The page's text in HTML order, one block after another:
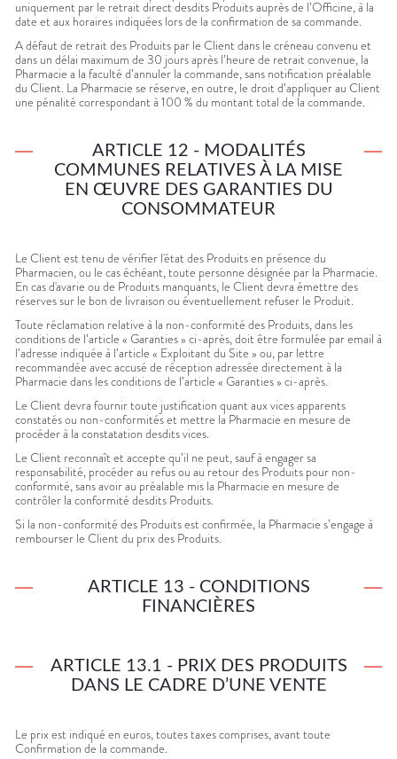
uniquement par le retrait direct desdits Produits auprès de l’Officine, à la
date et aux horaires indiquées lors de la confirmation de sa commande.
A défaut de retrait des Produits par le Client dans le créneau convenu et
dans un délai maximum de 30 jours après l’heure de retrait convenue, la
Pharmacie a la faculté d’annuler la commande, sans notification préalable
du Client. La Pharmacie se réserve, en outre, le droit d’appliquer au Client
une pénalité correspondant à 100 % du montant total de la commande.
ARTICLE 12 - MODALITÉS
COMMUNES RELATIVES À LA MISE
EN ŒUVRE DES GARANTIES DU
CONSOMMATEUR
Le Client est tenu de vérifier l'état des Produits en présence du
Pharmacien, ou le cas échéant, toute personne désignée par la Pharmacie.
En cas d'avarie ou de Produits manquants, le Client devra émettre des
réserves sur le bon de livraison ou éventuellement refuser le Produit.
Toute réclamation relative à la non-conformité des Produits, dans les
conditions de l’article « Garanties » ci-après, doit être formulée par email à
l’adresse indiquée à l’article « Exploitant du Site » ou, par lettre
recommandée avec accusé de réception adressée directement à la
Pharmacie dans les conditions de l’article « Garanties » ci-après.
Le Client devra fournir toute justification quant aux vices apparents
constatés ou non-conformités et mettre la Pharmacie en mesure de
procéder à la constatation desdits vices.
Le Client reconnaît et accepte qu’il ne peut, sauf à engager sa
responsabilité, procéder au refus ou au retour des Produits pour non-
conformité, sans avoir au préalable mis la Pharmacie en mesure de
contrôler la conformité desdits Produits.
Si la non-conformité des Produits est confirmée, la Pharmacie s’engage à
rembourser le Client du prix des Produits.
ARTICLE 13 - CONDITIONS
FINANCIÈRES
ARTICLE 13.1 - PRIX DES PRODUITS
DANS LE CADRE D’UNE VENTE
Le prix est indiqué en euros, toutes taxes comprises, avant toute
Confirmation de la commande.